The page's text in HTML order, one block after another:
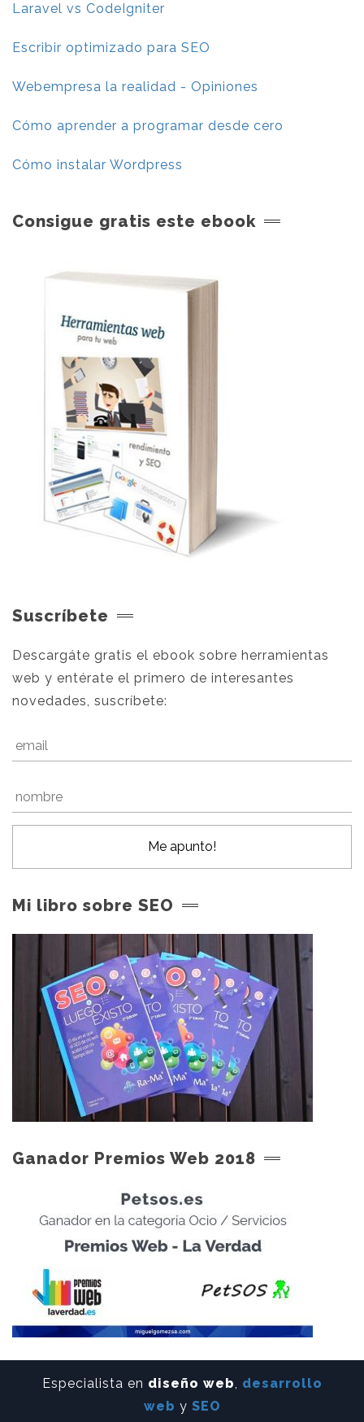
Laravel vs CodeIgniter
Escribir optimizado para SEO
Webempresa la realidad - Opiniones
Cómo aprender a programar desde cero
Cómo instalar Wordpress
Consigue gratis este ebook
Suscríbete
Descargáte gratis el ebook sobre herramientas
web y entérate el primero de interesantes
novedades, suscríbete:
Mi libro sobre SEO
Ganador Premios Web 2018
Especialista en diseño web, desarrollo
web y SEO